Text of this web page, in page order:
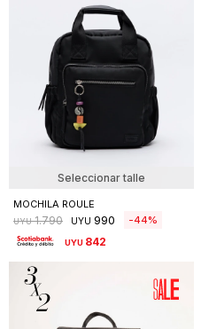
Seleccionar talle
MOCHILA ROULE
UYU 1.790 UYU 990 44
UYU 842